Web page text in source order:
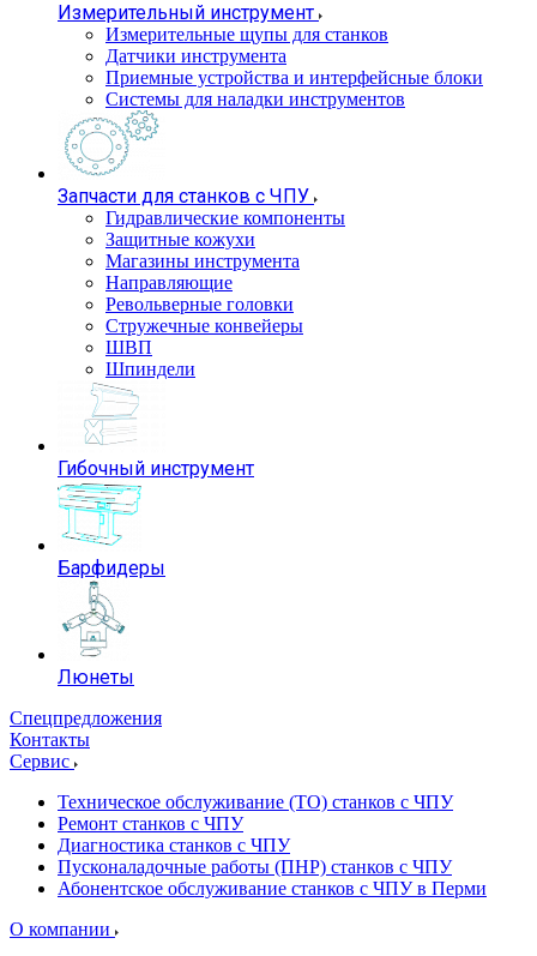
Измерительный инструмент
Измерительные щупы для станков
Датчики инструмента
Приемные устройства и интерфейсные блоки
Системы для наладки инструментов
Запчасти для станков с ЧПУ
Гидравлические компоненты
Защитные кожухи
Магазины инструмента
Направляющие
Револьверные головки
Стружечные конвейеры
ШВП
Шпиндели
Гибочный инструмент
Барфидеры
Люнеты
Спецпредложения
Контакты
Сервис
Техническое обслуживание (ТО) станков с ЧПУ
Ремонт станков с ЧПУ
Диагностика станков с ЧПУ
Пусконаладочные работы (ПНР) станков с ЧПУ
Абонентское обслуживание станков с ЧПУ в Перми
О компании